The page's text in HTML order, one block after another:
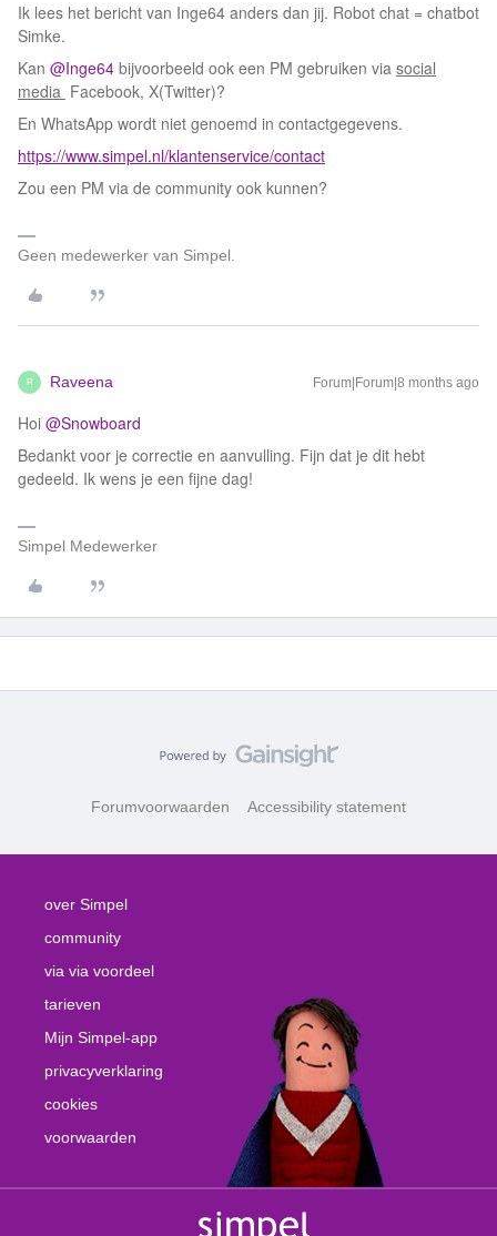
Ik lees het bericht van Inge64 anders dan jij. Robot chat = chatbot
Simke.
Kan ​ @Inge64 bijvoorbeeld ook een PM gebruiken via social
media Facebook, X(Twitter)?
En WhatsApp wordt niet genoemd in contactgegevens.
https://www.simpel.nl/klantenservice/contact
Zou een PM via de community ook kunnen?
Geen medewerker van Simpel.
R Raveena Forum|Forum|8 months ago
Hoi ​ @Snowboard
Bedankt voor je correctie en aanvulling. Fijn dat je dit hebt
gedeeld. Ik wens je een fijne dag!
Simpel Medewerker
Forumvoorwaarden Accessibility statement
over Simpel
community
via via voordeel
tarieven
Mijn Simpel-app
privacyverklaring
cookies
voorwaarden